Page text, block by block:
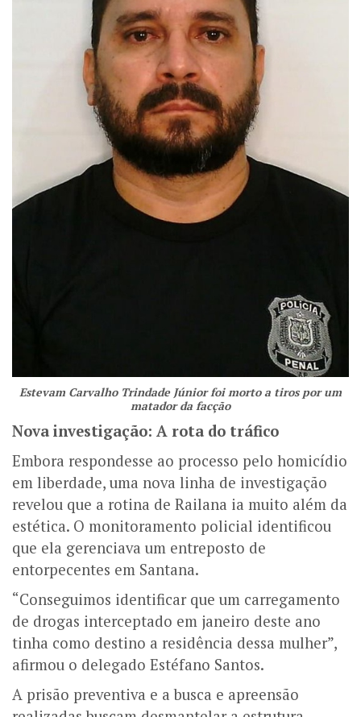
Estevam Carvalho Trindade Júnior foi morto a tiros por um
matador da facção
Nova investigação: A rota do tráfico
Embora respondesse ao processo pelo homicídio
em liberdade, uma nova linha de investigação
revelou que a rotina de Railana ia muito além da
estética. O monitoramento policial identificou
que ela gerenciava um entreposto de
entorpecentes em Santana.
“Conseguimos identificar que um carregamento
de drogas interceptado em janeiro deste ano
tinha como destino a residência dessa mulher”,
afirmou o delegado Estéfano Santos.
A prisão preventiva e a busca e apreensão